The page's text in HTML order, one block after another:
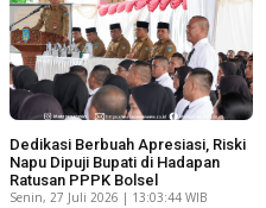
Dedikasi Berbuah Apresiasi, Riski
Napu Dipuji Bupati di Hadapan
Ratusan PPPK Bolsel
Senin, 27 Juli 2026 | 13:03:44 WIB